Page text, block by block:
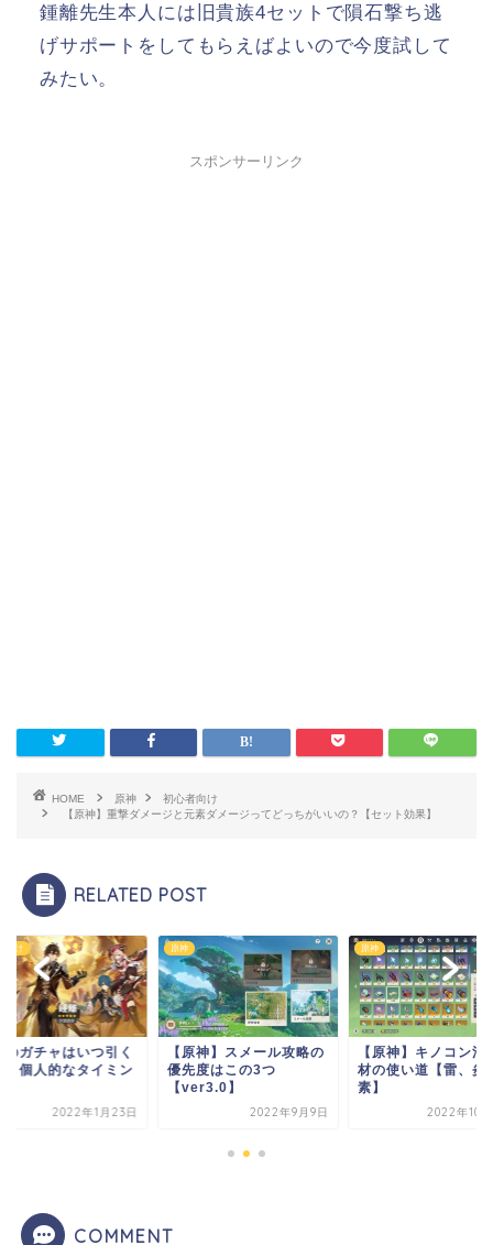
鍾離先生本人には旧貴族4セットで隕石撃ち逃
げサポートをしてもらえばよいので今度試して
みたい。
スポンサーリンク
HOME 原神
初心者向け
【原神】重撃ダメージと元素ダメージってどっちがいいの？【セット効果】
RELATED POST
神】スメール攻略の
度はこの3つ
2022年9月9日
原神
【原神】キノコン活性素
材の使い道【雷、炎元
素】
2022年10月27日
初心者向け
原神のガチャはいつ
べき？個人的なタイ
グ
2022年1
COMMENT